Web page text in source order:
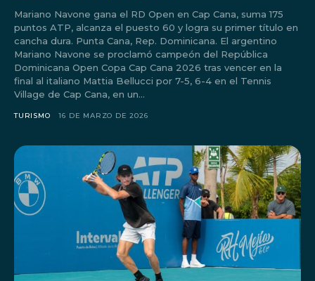
Mariano Navone gana el RD Open en Cap Cana, suma 175
puntos ATP, alcanza el puesto 60 y logra su primer título en
cancha dura. Punta Cana, Rep. Dominicana. El argentino
Mariano Navone se proclamó campeón del República
Dominicana Open Copa Cap Cana 2026 tras vencer en la
final al italiano Mattia Bellucci por 7-5, 6-4 en el Tennis
Village de Cap Cana, en un...
TURISMO 16 DE MARZO DE 2026